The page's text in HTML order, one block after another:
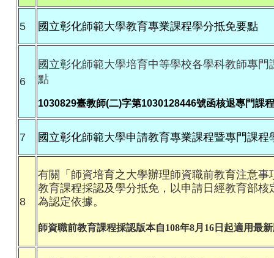
5 國立彰化師範大學教育專業課程學分抵免要點
6
國立彰化師範大學培育中等學校各學科教師專
點
1030829臺教師(二)字第1030128446號函核退專門課
7 國立彰化師範大學申請教育專業課程暨專門課程
8
有關「師資培育之大學辦理師資職前教育注意事
教育課程採認及學分抵免， 以申請日經教育部核
為認定依據。
師資職前教育課程採認版本自108年8月16日起適用最